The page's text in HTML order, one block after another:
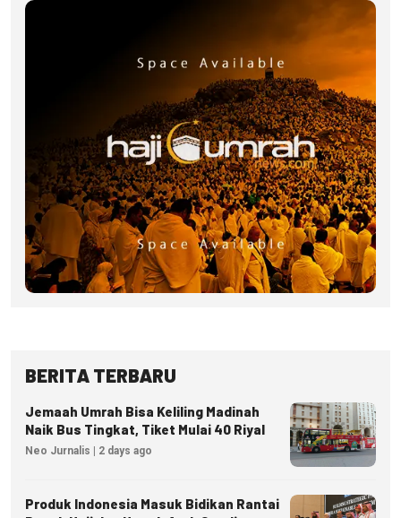
BERITA TERBARU
Jemaah Umrah Bisa Keliling Madinah
Naik Bus Tingkat, Tiket Mulai 40 Riyal
Neo Jurnalis | 2 days ago
Produk Indonesia Masuk Bidikan Rantai